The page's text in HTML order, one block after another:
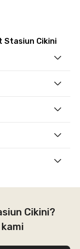
Stasiun Cikini
Cikini?